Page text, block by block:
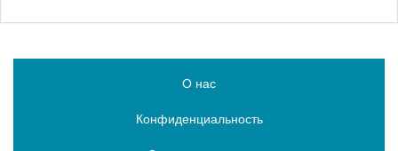
О нас
Конфиденциальность